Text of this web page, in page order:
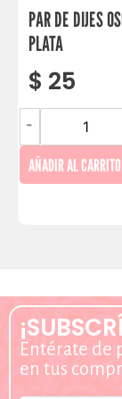
PAR DE DIJES
PLATA
$ 25
-
AÑADIR AL CARRITO
Entérate de
en tus